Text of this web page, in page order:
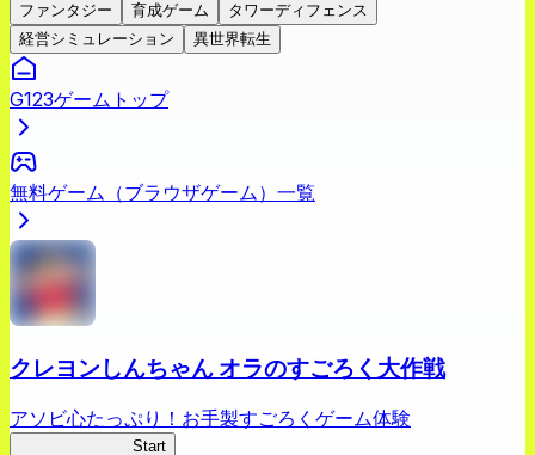
ファンタジー
育成ゲーム
タワーディフェンス
経営シミュレーション
異世界転生
G123ゲームトップ
無料ゲーム（ブラウザゲーム）一覧
クレヨンしんちゃん オラのすごろく大作戦
アソビ心たっぷり！お手製すごろくゲーム体験
Start